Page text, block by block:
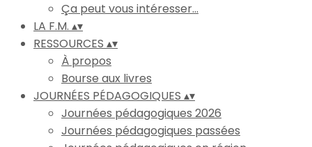
Ça peut vous intéresser...
LA F.M. ▴▾
RESSOURCES ▴▾
À propos
Bourse aux livres
JOURNÉES PÉDAGOGIQUES ▴▾
Journées pédagogiques 2026
Journées pédagogiques passées